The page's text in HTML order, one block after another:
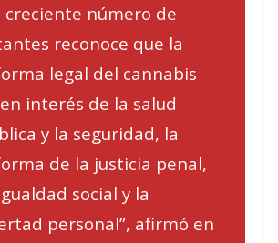
creciente número de
reconoce que la
legal del cannabis
interés de la salud
y la seguridad, la
de la justicia penal,
social y la
personal”, afirmó en